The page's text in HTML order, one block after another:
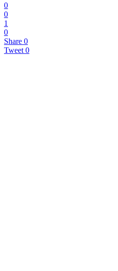
0
0
1
0
Share 0
Tweet 0